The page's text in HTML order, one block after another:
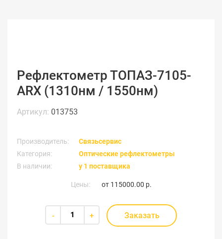
Рефлектометр ТОПАЗ-7105-
ARX (1310нм / 1550нм)
Артикул: 013753
Производитель:
Связьсервис
Категория:
Оптические рефлектометры
В наличии:
у 1 поставщика
Цены: от 115000.00 р.
- + Заказать